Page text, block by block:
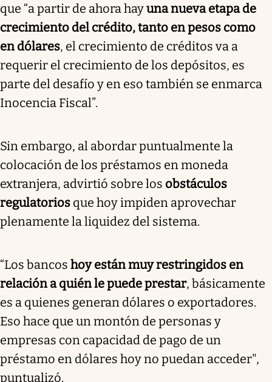
que “a partir de ahora hayuna nueva etapa de
crecimiento del crédito, tanto en pesos como
en dólares, el crecimiento de créditos va a
requerir el crecimiento de los depósitos, es
parte del desafío y en eso también se enmarca
Inocencia Fiscal”.
Sin embargo, al abordar puntualmente la
colocación de los préstamos en moneda
extranjera, advirtió sobre los obstáculos
regulatorios que hoy impiden aprovechar
plenamente la liquidez del sistema.
“Los bancos hoy están muy restringidos en
relación a quién le puede prestar, básicamente
es a quienes generan dólares o exportadores.
Eso hace que un montón de personas y
empresas con capacidad de pago de un
préstamo en dólares hoy no puedan acceder",
puntualizó.